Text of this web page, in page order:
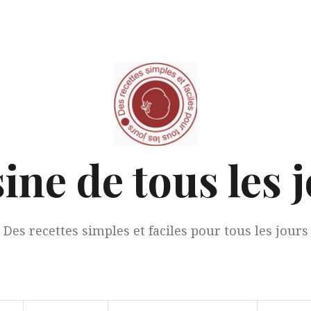
de tous les
Des recettes simples et faciles pour tous les jours